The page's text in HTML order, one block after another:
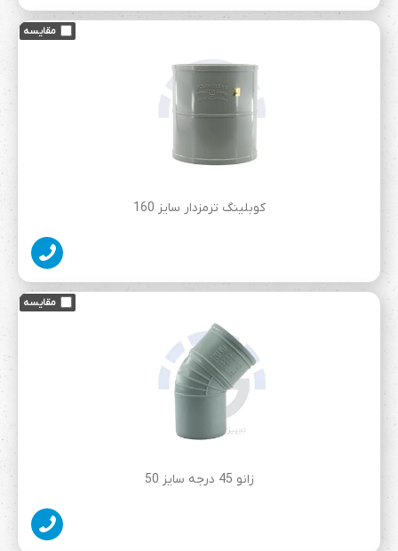
کوبلینگ ترمزدار سایز 160
زانو 45 درجه سایز 50